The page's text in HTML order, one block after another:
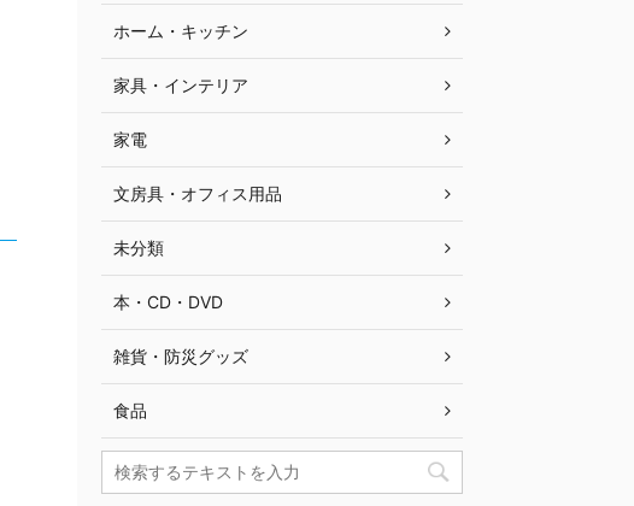
ホーム・キッチン
家具・インテリア
家電
文房具・オフィス用品
未分類
本・CD・DVD
雑貨・防災グッズ
食品